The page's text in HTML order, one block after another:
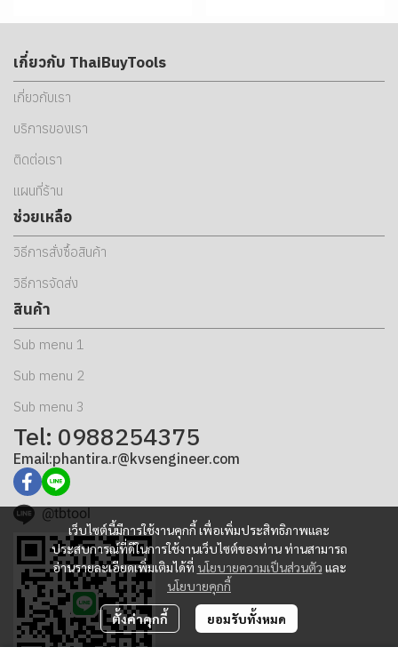
เว็บไซต์นี้มีการใช้งานคุกกี้ เพื่อเพิ่มประสิทธิภาพและ
ประสบการณ์ที่ดีในการใช้งานเว็บไซต์ของท่าน ท่านสามารถ
อ่านรายละเอียดเพิ่มเติมได้ที่ นโยบายความเป็นส่วนตัว และ
นโยบายคุกกี้
ตั้งค่าคุกกี้ ยอมรับทั้งหมด
เกี่ยวกับ ThaiBuyTools
เกี่ยวกับเรา
บริการของเรา
ติดต่อเรา
แผนที่ร้าน
ช่วยเหลือ
วิธีการสั่งซื้อสินค้า
วิธีการจัดส่ง
สินค้า
Sub menu 1
Sub menu 2
Sub menu 3
Tel: 0988254375
Email:phantira.r@kvsengineer.com
@tbtool